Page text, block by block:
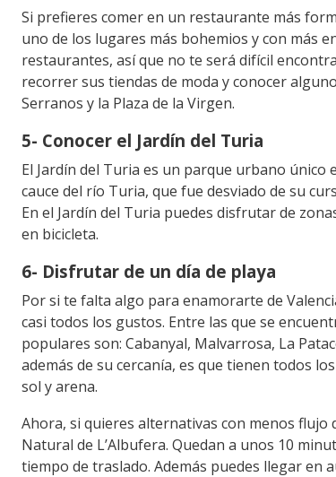
Si prefieres comer en un restaurante más
uno de los lugares más bohemios y con más
restaurantes, así que no te será difícil
recorrer sus tiendas de moda y conocer
Serranos y la Plaza de la Virgen.
5- Conocer el Jardín del Turia
El Jardín del Turia es un parque urbano único
cauce del río Turia, que fue desviado de su
En el Jardín del Turia puedes disfrutar de
en bicicleta.
6- Disfrutar de un día de playa
Por si te falta algo para enamorarte de
casi todos los gustos. Entre las que se
populares son: Cabanyal, Malvarrosa, La
además de su cercanía, es que tienen todos
sol y arena.
Ahora, si quieres alternativas con menos flujo
Natural de L’Albufera. Quedan a unos 10
tiempo de traslado. Además puedes llegar en